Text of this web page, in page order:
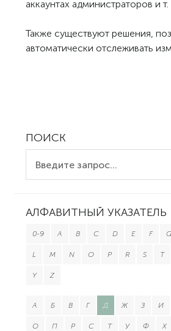
аккаунтах администраторов и т.
Также существуют решения,
автоматически отслеживать
ПОИСК
АЛФАВИТНЫЙ УКАЗАТЕЛЬ
0-9 A B C D E F G
L M N O P R S T
Y Z
А Б В Г Д Ж З И
О П Р С Т У Ф Х